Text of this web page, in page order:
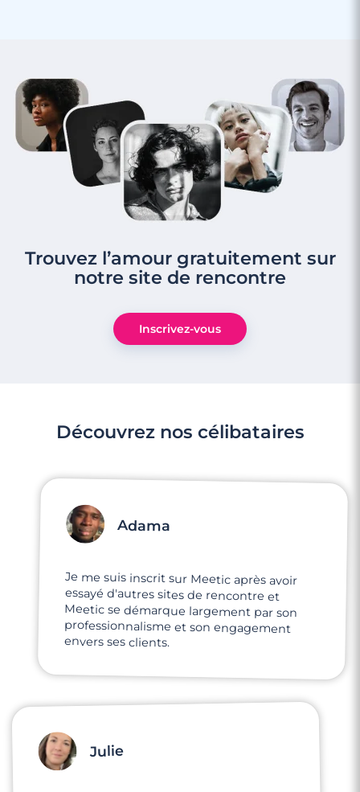
Trouvez l’amour gratuitement sur
notre site de rencontre
Inscrivez-vous
Découvrez nos célibataires
Adama
Je me suis inscrit sur Meetic après avoir
essayé d'autres sites de rencontre et
Meetic se démarque largement par son
professionnalisme et son engagement
envers ses clients.
Julie